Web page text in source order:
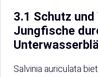
3.1 Schutz
Jungfische
Salvinia auriculata